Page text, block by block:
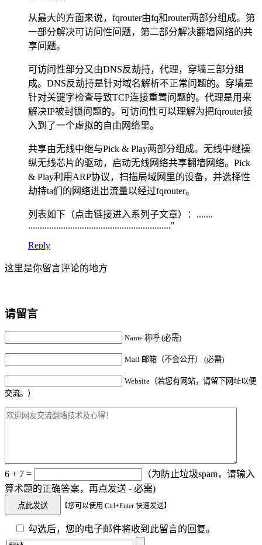
从最大的方面来说，fqrouter由fq和router两部分组成。第
一部分解决可访问性问题，第二部分解决翻墙网络的共
享问题。
可访问性部分又由DNS反劫持，代理，穿墙三部分组
成。DNS反劫持是针对域名解析不正常问题的。穿墙是
针对关键字检查导致TCP连接重置问题的。代理是用来
解决IP被封锁问题的。可访问性可以理解为把fqrouter接
入到了一个虚拟的自由网络里。
共享由无线中继与Pick & Play两部分组成。无线中继操
纵无线芯片的驱动，启动无线网络共享翻墙网络。Pick
& Play利用ARP协议，扫描局域网里的设备，并选择性
劫持ta们的网络进出流量以经过fqrouter。
列表如下（点击链接进入系列子文章）：.......
............................................................."
Reply
这里是你留言评论的地方
请留言
Name 称呼 (必需)
Mail 邮箱（不会公开） (必需)
Website（若您有网站，请留下网址以便
交流。）
6 + 7 =
（为防止垃圾spam，请输入
算术题的正确答案，再点发送 - 必需)
【您可以使用 Ctrl+Enter 快速发送】
勾选后，您的电子邮件将收到此留言的回复。